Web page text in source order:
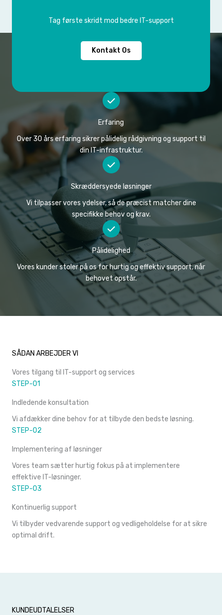
Tag første skridt mod bedre IT-support
Kontakt Os
Erfaring
Over 30 års erfaring sikrer pålidelig rådgivning og support til
din IT-infrastruktur.
Skræddersyede løsninger
Vi tilpasser vores ydelser, så de præcist matcher dine
specifikke behov og krav.
Pålidelighed
Vores kunder stoler på os for hurtig og effektiv support, når
behovet opstår.
SÅDAN ARBEJDER VI
Vores tilgang til IT-support og services
STEP-01
Indledende konsultation
Vi afdækker dine behov for at tilbyde den bedste løsning.
STEP-02
Implementering af løsninger
Vores team sætter hurtig fokus på at implementere
effektive IT-løsninger.
STEP-03
Kontinuerlig support
Vi tilbyder vedvarende support og vedligeholdelse for at sikre
optimal drift.
KUNDEUDTALELSER